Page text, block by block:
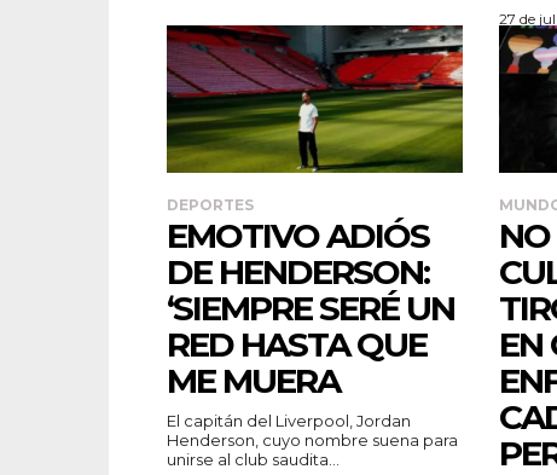
27 de
DEPORTES
EMOTIVO ADIÓS
DE HENDERSON:
‘SIEMPRE SERÉ UN
RED HASTA QUE
ME MUERA
El capitán del Liverpool, Jordan
Henderson, cuyo nombre suena para
unirse al club saudita...
EN